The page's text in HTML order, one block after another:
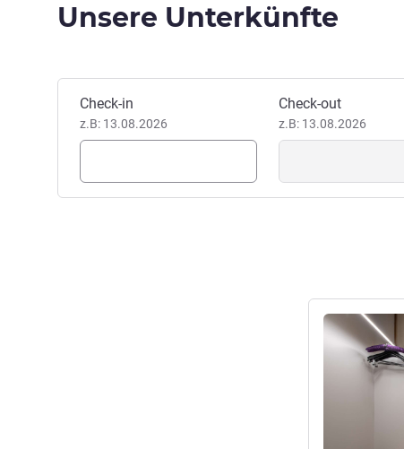
Unsere Unterkünfte
Dieses Hotel buchen
Check-in
z.B: 13.08.2026
Check-out
z.B: 13.08.2026
Details ansehen